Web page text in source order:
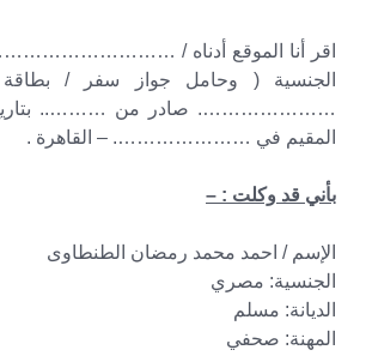
اقر أنا الموقع أدناه /
الجنسية ( وحامل جواز سفر /
المقيم في …………………. – القاهرة .
بأني قد وكلت : –
الإسم / احمد محمد رمضان الطنطاوى
الجنسية: مصري
الديانة: مسلم
المهنة: صحفي